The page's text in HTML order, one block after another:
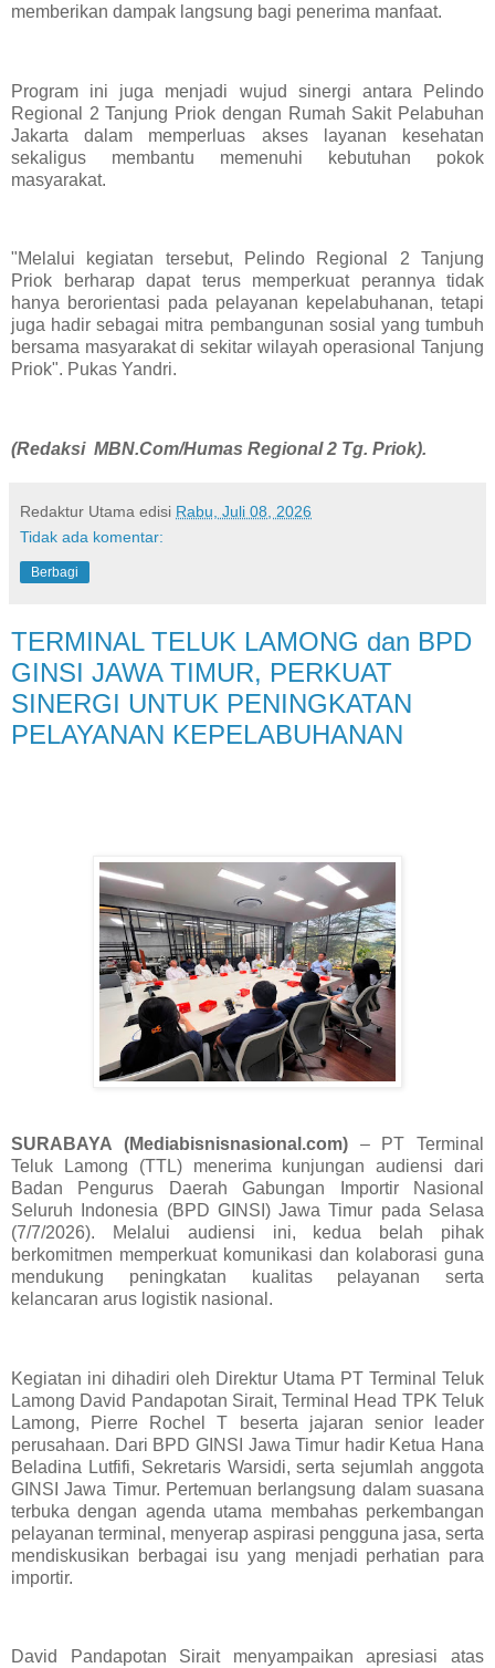
memberikan dampak langsung bagi penerima manfaat.
Program ini juga menjadi wujud sinergi antara Pelindo
Regional 2 Tanjung Priok dengan Rumah Sakit Pelabuhan
Jakarta dalam memperluas akses layanan kesehatan
sekaligus membantu memenuhi kebutuhan pokok
masyarakat.
"Melalui kegiatan tersebut, Pelindo Regional 2 Tanjung
Priok berharap dapat terus memperkuat perannya tidak
hanya berorientasi pada pelayanan kepelabuhanan, tetapi
juga hadir sebagai mitra pembangunan sosial yang tumbuh
bersama masyarakat di sekitar wilayah operasional Tanjung
Priok". Pukas Yandri.
(Redaksi MBN.Com/Humas Regional 2 Tg. Priok).
Redaktur Utama edisi Rabu, Juli 08, 2026
Tidak ada komentar:
Berbagi
TERMINAL TELUK LAMONG dan BPD
GINSI JAWA TIMUR, PERKUAT
SINERGI UNTUK PENINGKATAN
PELAYANAN KEPELABUHANAN
SURABAYA (Mediabisnisnasional.com)– PT Terminal
Teluk Lamong (TTL) menerima kunjungan audiensi dari
Badan Pengurus Daerah Gabungan Importir Nasional
Seluruh Indonesia (BPD GINSI) Jawa Timur pada Selasa
(7/7/2026). Melalui audiensi ini, kedua belah pihak
berkomitmen memperkuat komunikasi dan kolaborasi guna
mendukung peningkatan kualitas pelayanan serta
kelancaran arus logistik nasional.
Kegiatan ini dihadiri oleh Direktur Utama PT Terminal Teluk
Lamong David Pandapotan Sirait, Terminal Head TPK Teluk
Lamong, Pierre Rochel T beserta jajaran senior leader
perusahaan. Dari BPD GINSI Jawa Timur hadir Ketua Hana
Beladina Lutfifi, Sekretaris Warsidi, serta sejumlah anggota
GINSI Jawa Timur. Pertemuan berlangsung dalam suasana
terbuka dengan agenda utama membahas perkembangan
pelayanan terminal, menyerap aspirasi pengguna jasa, serta
mendiskusikan berbagai isu yang menjadi perhatian para
importir.
David Pandapotan Sirait menyampaikan apresiasi atas